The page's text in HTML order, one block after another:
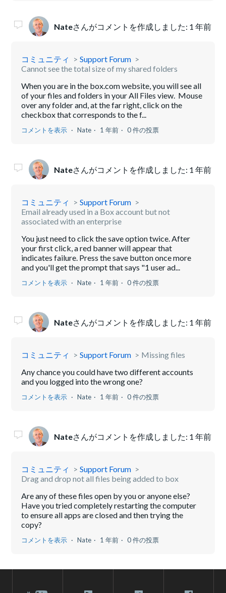
Nateさんがコメントを作成しました: 1 年前
コミュニティ
Support Forum
Cannot see the total size of my shared folders
When you are in the box.com website, you will see all
of your files and folders in your All Files view. Mouse
over any folder and, at the far right, click on the
checkbox that corresponds to the f...
コメントを表示 Nate 1 年前 0 件の投票
Nateさんがコメントを作成しました: 1 年前
コミュニティ
Support Forum
Email already used in a Box account but not
associated with an enterprise
You just need to click the save option twice. After
your first click, a red banner will appear that
indicates failure. Press the save button once more
and you'll get the prompt that says "1 user ad...
コメントを表示 Nate 1 年前 0 件の投票
Nateさんがコメントを作成しました: 1 年前
コミュニティ Support Forum
Missing files
Any chance you could have two different accounts
and you logged into the wrong one?
コメントを表示 Nate 1 年前 0 件の投票
Nateさんがコメントを作成しました: 1 年前
コミュニティ
Support Forum
Drag and drop not all files being added to box
Are any of these files open by you or anyone else?
Have you tried completely restarting the computer
to ensure all apps are closed and then trying the
copy?
コメントを表示 Nate 1 年前 0 件の投票